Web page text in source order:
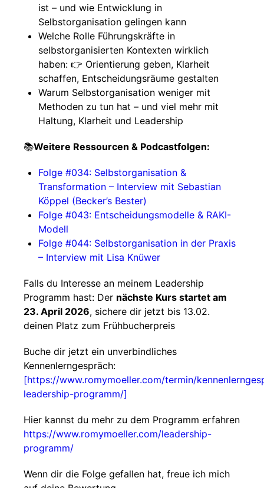
ist – und wie Entwicklung in
Selbstorganisation gelingen kann
Welche Rolle Führungskräfte in
selbstorganisierten Kontexten wirklich
haben: 👉 Orientierung geben, Klarheit
schaffen, Entscheidungsräume gestalten
Warum Selbstorganisation weniger mit
Methoden zu tun hat – und viel mehr mit
Haltung, Klarheit und Leadership
📚Weitere Ressourcen & Podcastfolgen:
Folge #034: Selbstorganisation &
Transformation – Interview mit Sebastian
Köppel (Becker’s Bester)
Folge #043: Entscheidungsmodelle & RAKI-
Modell
Folge #044: Selbstorganisation in der Praxis
– Interview mit Lisa Knüwer
Falls du Interesse an meinem Leadership
Programm hast: Der nächste Kurs startet am
23. April 2026, sichere dir jetzt bis 13.02.
deinen Platz zum Frühbucherpreis
Buche dir jetzt ein unverbindliches
Kennenlerngespräch:
[https://www.romymoeller.com/termin/
leadership-programm/]
Hier kannst du mehr zu dem Programm erfahren
https://www.romymoeller.com/leadership-
programm/
Wenn dir die Folge gefallen hat, freue ich mich